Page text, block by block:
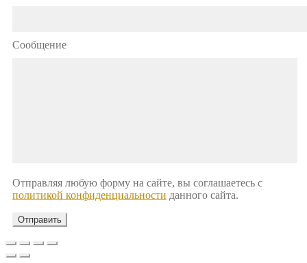
Сообщение
Отправляя любую форму на сайте, вы соглашаетесь с
политикой конфиденциальности данного сайта.